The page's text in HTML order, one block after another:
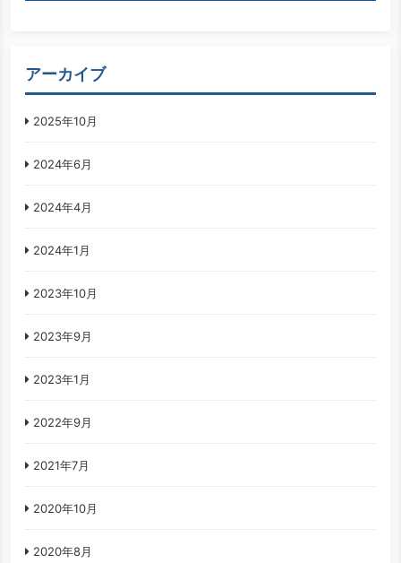
アーカイブ
2025年10月
2024年6月
2024年4月
2024年1月
2023年10月
2023年9月
2023年1月
2022年9月
2021年7月
2020年10月
2020年8月